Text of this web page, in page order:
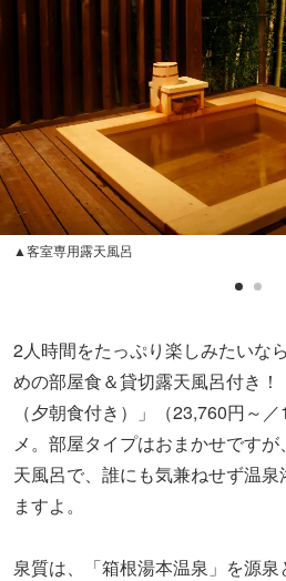
▲客室専用露天風呂
2人時間をたっぷり楽しみたいな
めの部屋食＆貸切露天風呂付き
（夕朝食付き）」（23,760円～
メ。部屋タイプはおまかせです
天風呂で、誰にも気兼ねせず温
ますよ。
泉質は、「箱根湯本温泉」を源